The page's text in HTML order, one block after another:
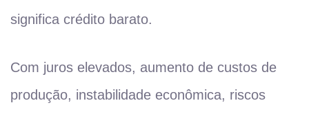
significa crédito barato.
Com juros elevados, aumento de custos de
produção, instabilidade econômica, riscos